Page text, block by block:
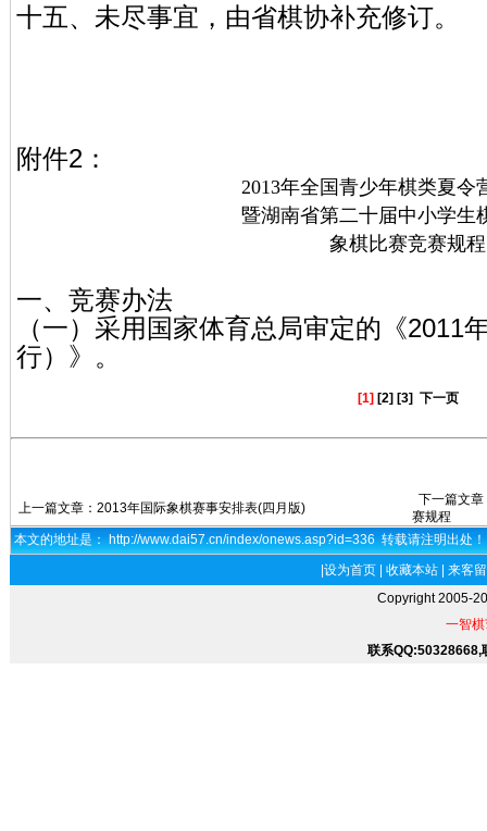
十五、未尽事宜，由省棋协补充修订。
附件2：
2013年全国青少年棋类夏令
暨湖南省第二十届中小学生
象棋比赛竞赛规程
一、竞赛办法
（一）采用国家体育总局审定的《2011
行）》。
[1] [2] [3] 下一页
上一篇文章： 2013年国际象棋赛事安排表(四月版)
下一篇文章
赛规程
本文的地址是： http://www.dai57.cn/index/onews.asp?id=336 转载请注明出处！
设为首页 收藏本站|
来客
Copyright 2005-
一智
联系QQ:50328668,